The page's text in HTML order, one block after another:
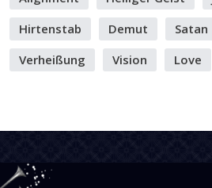
Hirtenstab
Demut Satan
Verheißung
Vision Love